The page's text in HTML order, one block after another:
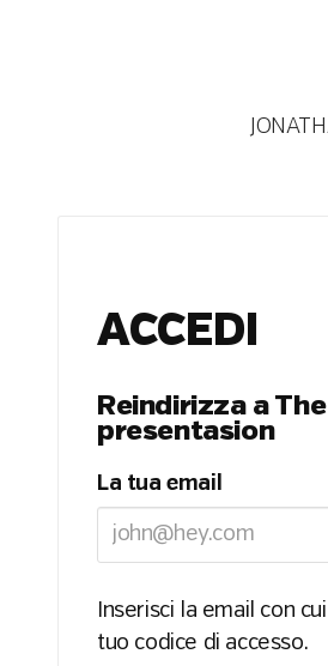
ACCEDI
Reindirizza a
presentasion
La tua email
Inserisci la email con
tuo codice di accesso.